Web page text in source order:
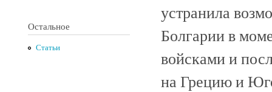
Остальное
Статьи
устранила
Болгарии в
войсками и
на Грецию и